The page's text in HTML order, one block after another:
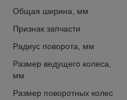
Общая ширина, мм
Признак запчасти
Радиус поворота, мм
Размер ведущего колеса,
мм
Размер поворотных колес